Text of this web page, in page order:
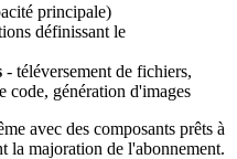
principale)
définissant le
- téléversement de fichiers,
code, génération d'images
avec des composants prêts à
la majoration de l'abonnement.